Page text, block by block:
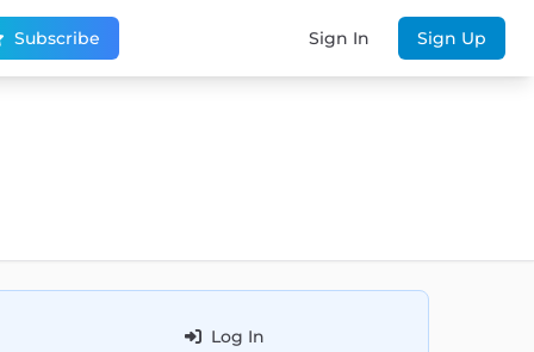
Subscribe Sign In Sign Up
Log In